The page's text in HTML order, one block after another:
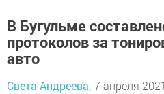
В Бугульме
протоколов за
авто
Света Андреева, 7 апреля